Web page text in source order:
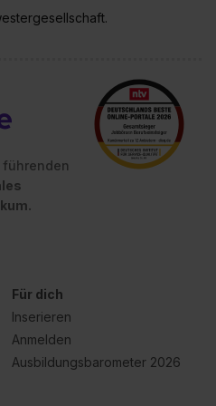
Für dich
Inserieren
Anmelden
Ausbildungsbarometer 2026